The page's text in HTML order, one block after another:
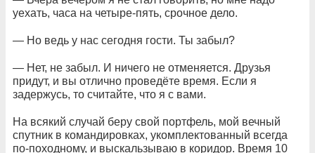
уехать, часа на четыре-пять, срочное дело.
— Но ведь у нас сегодня гости. Ты забыл?
— Нет, не забыл. И ничего не отменяется. Друзья
придут, и вы отлично проведёте время. Если я
задержусь, то считайте, что я с вами.
На всякий случай беру свой портфель, мой вечный
спутник в командировках, укомплектованный всегда
по-походному, и выскальзываю в коридор. Время 10